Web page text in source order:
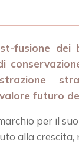
fusione dei
futuro
per il
alla crescita,